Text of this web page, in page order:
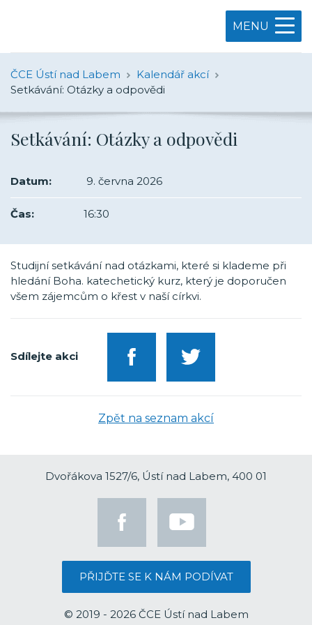
MENU
ČCE Ústí nad Labem
Kalendář akcí
Setkávání: Otázky a odpovědi
Setkávání: Otázky a odpovědi
Datum: 9. června 2026
Čas: 16:30
Studijní setkávání nad otázkami, které si klademe při
hledání Boha. katechetický kurz, který je doporučen
všem zájemcům o křest v naší církvi.
Sdílejte akci
Zpět na seznam akcí
Dvořákova 1527/6, Ústí nad Labem, 400 01
PŘIJĎTE SE K NÁM PODÍVAT
© 2019 - 2026 ČCE Ústí nad Labem